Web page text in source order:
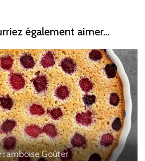
également aimer...
Goûter